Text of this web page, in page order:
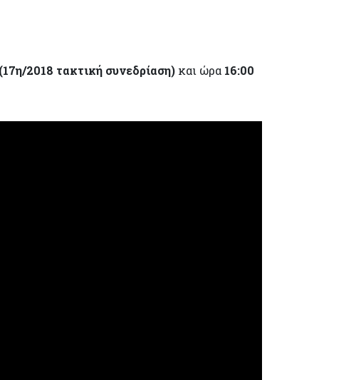
2018 τακτική συνεδρίαση) και ώρα 16:00